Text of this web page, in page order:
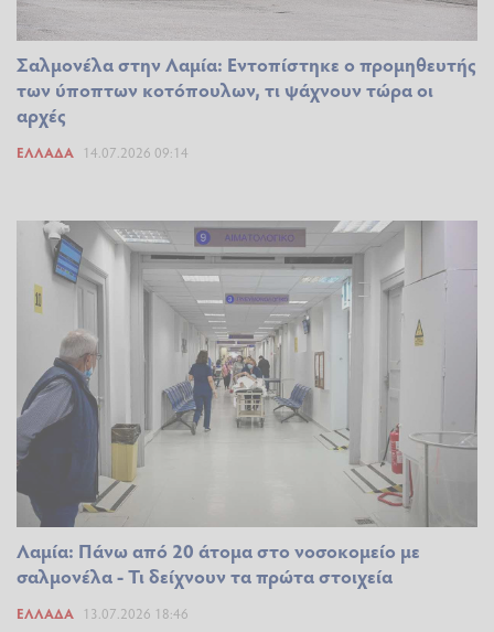
Σαλμονέλα στην Λαμία: Εντοπίστηκε ο προμηθευτής
των ύποπτων κοτόπουλων, τι ψάχνουν τώρα οι
αρχές
ΕΛΛΆΔΑ 14.07.2026 09:14
Λαμία: Πάνω από 20 άτομα στο νοσοκομείο με
σαλμονέλα - Τι δείχνουν τα πρώτα στοιχεία
ΕΛΛΆΔΑ 13.07.2026 18:46